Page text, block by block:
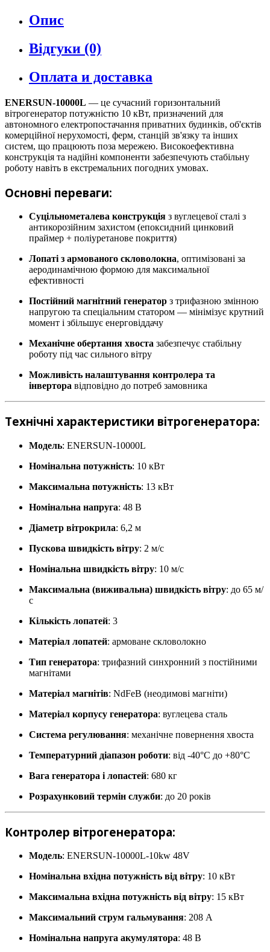
Опис
Відгуки (0)
Оплата и доставка
ENERSUN-10000L — це сучасний горизонтальний
вітрогенератор потужністю 10 кВт, призначений для
автономного електропостачання приватних будинків, об'єктів
комерційної нерухомості, ферм, станцій зв'язку та інших
систем, що працюють поза мережею. Високоефективна
конструкція та надійні компоненти забезпечують стабільну
роботу навіть в екстремальних погодних умовах.
Основні переваги:
Суцільнометалева конструкція з вуглецевої сталі з
антикорозійним захистом (епоксидний цинковий
праймер + поліуретанове покриття)
Лопаті з армованого скловолокна, оптимізовані за
аеродинамічною формою для максимальної
ефективності
Постійний магнітний генератор з трифазною змінною
напругою та спеціальним статором — мінімізує крутний
момент і збільшує енерговіддачу
Механічне обертання хвоста забезпечує стабільну
роботу під час сильного вітру
Можливість налаштування контролера та
інвертора відповідно до потреб замовника
Технічні характеристики вітрогенератора:
Модель: ENERSUN-10000L
Номінальна потужність: 10 кВт
Максимальна потужність: 13 кВт
Номінальна напруга: 48 В
Діаметр вітрокрила: 6,2 м
Пускова швидкість вітру: 2 м/с
Номінальна швидкість вітру: 10 м/с
Максимальна (виживальна) швидкість вітру: до 65 м/
с
Кількість лопатей: 3
Матеріал лопатей: армоване скловолокно
Тип генератора: трифазний синхронний з постійними
магнітами
Матеріал магнітів: NdFeB (неодимові магніти)
Матеріал корпусу генератора: вуглецева сталь
Система регулювання: механічне повернення хвоста
Температурний діапазон роботи: від -40°C до +80°C
Вага генератора і лопастей: 680 кг
Розрахунковий термін служби: до 20 років
Контролер вітрогенератора:
Модель: ENERSUN-10000L-10kw 48V
Номінальна вхідна потужність від вітру: 10 кВт
Максимальна вхідна потужність від вітру: 15 кВт
Максимальний струм гальмування: 208 А
Номінальна напруга акумулятора: 48 В